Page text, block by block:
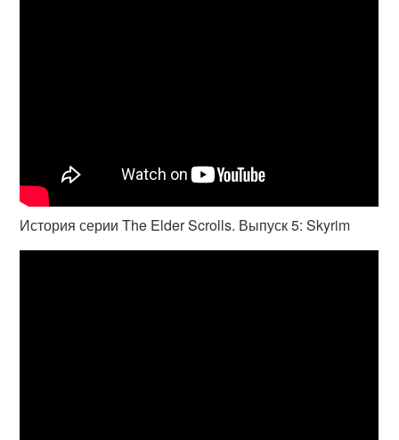
История серии The Elder Scrolls. Выпуск 5: Skyrim